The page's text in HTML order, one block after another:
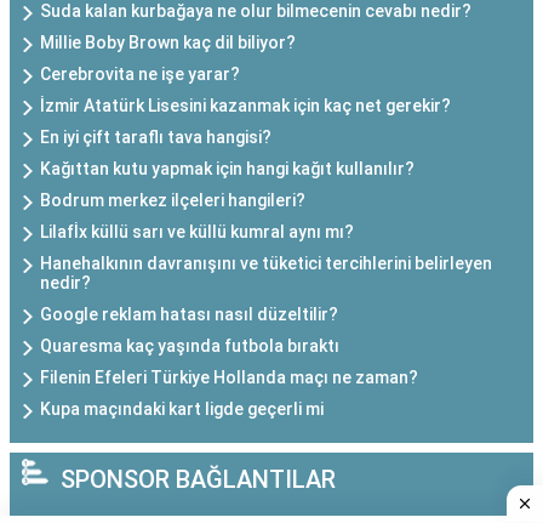
Suda kalan kurbağaya ne olur bilmecenin cevabı nedir?
Millie Boby Brown kaç dil biliyor?
Cerebrovita ne işe yarar?
İzmir Atatürk Lisesini kazanmak için kaç net gerekir?
En iyi çift taraflı tava hangisi?
Kağıttan kutu yapmak için hangi kağıt kullanılır?
Bodrum merkez ilçeleri hangileri?
Lilafİx küllü sarı ve küllü kumral aynı mı?
Hanehalkının davranışını ve tüketici tercihlerini belirleyen
nedir?
Google reklam hatası nasıl düzeltilir?
Quaresma kaç yaşında futbola bıraktı
Filenin Efeleri Türkiye Hollanda maçı ne zaman?
Kupa maçındaki kart ligde geçerli mi
SPONSOR BAĞLANTILAR